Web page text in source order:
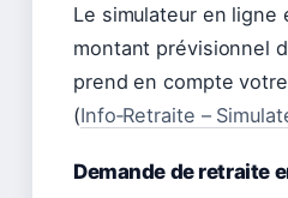
Le simulateur en
montant prévisionnel
prend en compte
(Info‑Retraite –
Demande de retraite